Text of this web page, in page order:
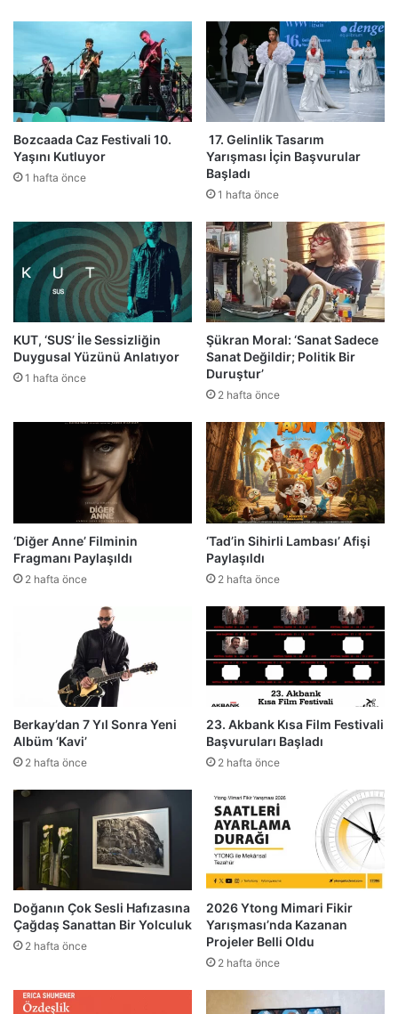
Bozcaada Caz Festivali 10.
Yaşını Kutluyor
1 hafta önce
17. Gelinlik Tasarım
Yarışması İçin Başvurular
Başladı
1 hafta önce
KUT, ‘SUS’ İle Sessizliğin
Duygusal Yüzünü Anlatıyor
1 hafta önce
Şükran Moral: ‘Sanat Sadece
Sanat Değildir; Politik Bir
Duruştur’
2 hafta önce
‘Diğer Anne’ Filminin
Fragmanı Paylaşıldı
2 hafta önce
‘Tad’in Sihirli Lambası’ Afişi
Paylaşıldı
2 hafta önce
Berkay’dan 7 Yıl Sonra Yeni
Albüm ‘Kavi’
2 hafta önce
23. Akbank Kısa Film Festivali
Başvuruları Başladı
2 hafta önce
Doğanın Çok Sesli Hafızasına
Çağdaş Sanattan Bir Yolculuk
2 hafta önce
2026 Ytong Mimari Fikir
Yarışması’nda Kazanan
Projeler Belli Oldu
2 hafta önce